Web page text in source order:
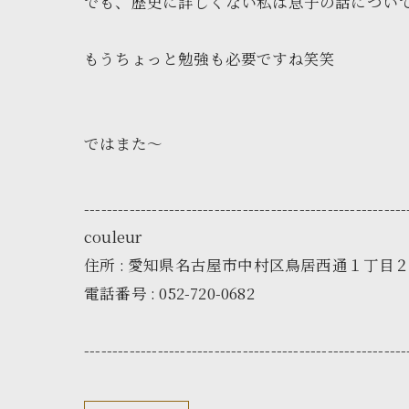
もうちょっと勉強も必要ですね笑笑
ではまた～
couleur
住所 : 愛知県名古屋市中村区鳥居西通１丁目
電話番号 : 052-720-0682